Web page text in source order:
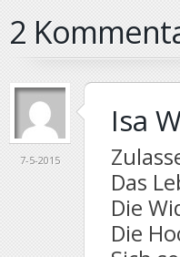
2
7-5-2015
Isa
Das
Die
Die